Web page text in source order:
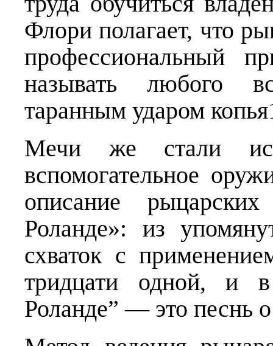
Флори полагает, что
профессиональный
называть любого
таранным ударом
Мечи же стали
вспомогательное
описание
Роланде»: из
схваток с
тридцати одной, и
Роланде” — это песнь